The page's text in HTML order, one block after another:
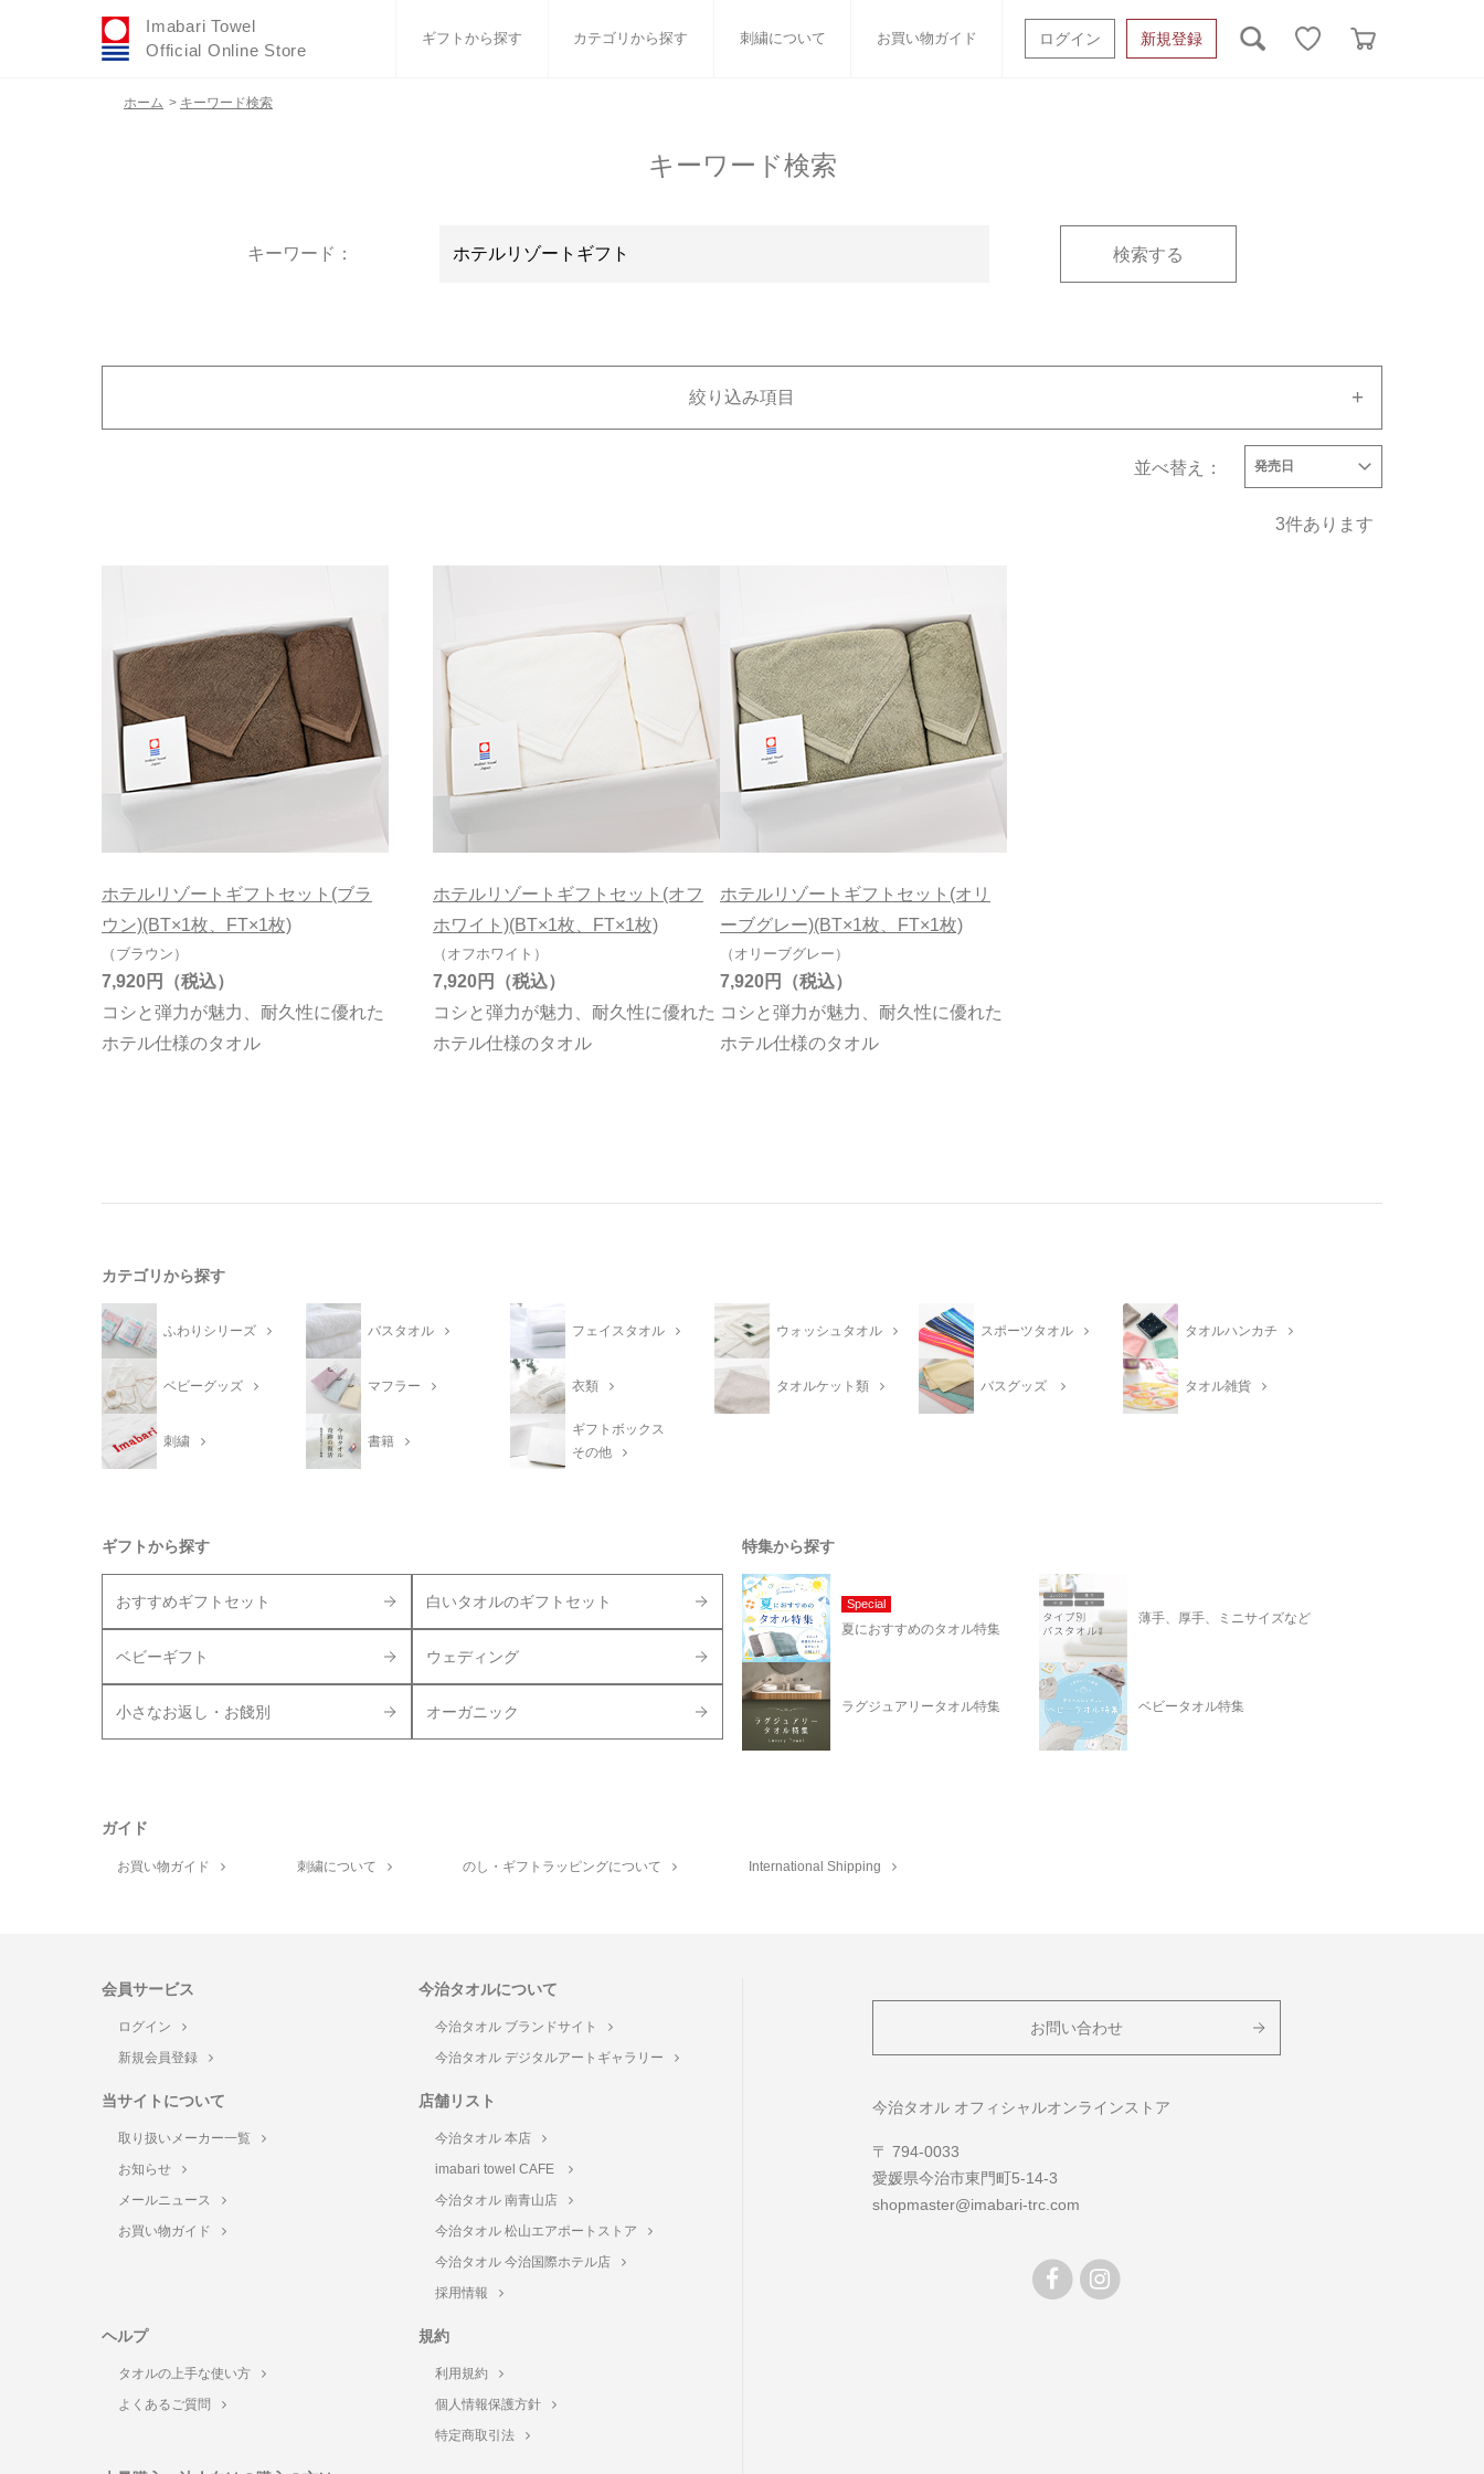
Imabari Towel
Official Online Store
ギフトから探す カテゴリから探す 刺繍について お買い物ガイド ログイン 新規登録
ギフトボックスその他
絞り込み項目
タオルメーカーで絞り込む タイプで絞り込む
在庫有無
在庫あり
ホーム > キーワード検索
キーワード検索
並べ替え： 発売日
3件あります
ホテルリゾートギフトセット(ブラ
ウン)(BT×1枚、FT×1枚)
（ブラウン）
コシと弾力が魅力、耐久性に優れた
ホテル仕様のタオル
7,920円
ホテルリゾートギフトセット(オフ
ホワイト)(BT×1枚、FT×1枚)
（オフホワイト）
コシと弾力が魅力、耐久性に優れた
ホテル仕様のタオル
7,920円
ホテルリゾートギフトセット(オリ
ーブグレー)(BT×1枚、FT×1枚)
（オリーブグレー）
コシと弾力が魅力、耐久性に優れた
ホテル仕様のタオル
7,920円
キーワード：
カテゴリから探す
ふわりシリーズ バスタオル フェイスタオル ウォッシュタオル スポーツタオル タオルハンカチ
ベビーグッズ マフラー 衣類 タオルケット類 バスグッズ タオル雑貨
刺繍 書籍
ギフトボックス
その他
ギフトから探す
おすすめギフトセット 白いタオルのギフトセット
ベビーギフト ウェディング
小さなお返し・お餞別 オーガニック
特集から探す
Special
夏におすすめのタオル特集
薄手、厚手、ミニサイズなど
ラグジュアリータオル特集 ベビータオル特集
ガイド
お買い物ガイド 刺繍について のし・ギフトラッピングについて International Shipping
会員サービス
ログイン
新規会員登録
今治タオルについて
今治タオル ブランドサイト
今治タオル デジタルアートギャラリー
当サイトについて
取り扱いメーカー一覧
お知らせ
メールニュース
お買い物ガイド
店舗リスト
今治タオル 本店
imabari towel CAFE
今治タオル 南青山店
今治タオル 松山エアポートストア
今治タオル 今治国際ホテル店
採用情報
ヘルプ
タオルの上手な使い方
よくあるご質問
規約
利用規約
個人情報保護方針
特定商取引法
お問い合わせ
今治タオル オフィシャルオンラインストア
〒 794-0033
愛媛県今治市東門町5-14-3
shopmaster@imabari-trc.com